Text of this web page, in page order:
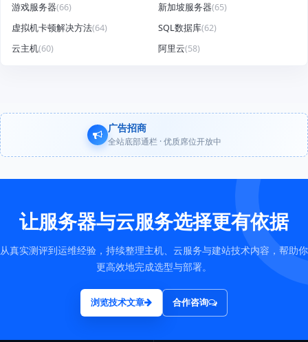
游戏服务器(66) 新加坡服务器(65)
虚拟机卡顿解决方法(64) SQL数据库(62)
云主机(60) 阿里云(58)
广告招商
全站底部通栏 · 优质席位开放中
让服务器与云服务选择更有依据
从真实测评到运维经验，持续整理主机、云服务与建站技术内容，帮助你
更高效地完成选型与部署。
浏览技术文章 合作咨询